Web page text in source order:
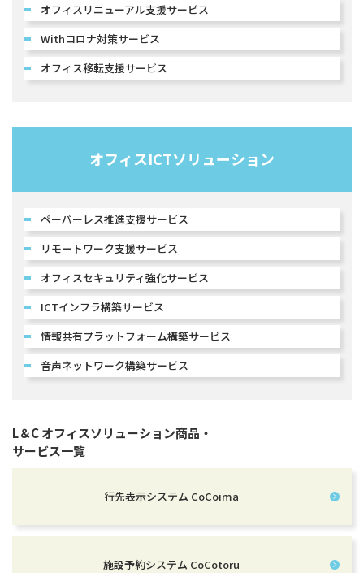
オフィスリニューアル支援サービス
Withコロナ対策サービス
オフィス移転支援サービス
オフィスICTソリューション
ペーパーレス推進支援サービス
リモートワーク支援サービス
オフィスセキュリティ強化サービス
ICTインフラ構築サービス
情報共有プラットフォーム構築サービス
音声ネットワーク構築サービス
L＆C オフィスソリューション商品・
サービス一覧
行先表示システム CoCoima
施設予約システム CoCotoru